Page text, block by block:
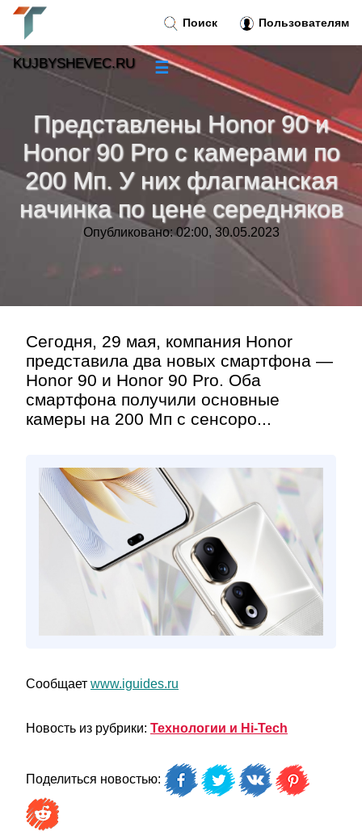
Представлены Honor 90 и
Honor 90 Pro с камерами по
200 Мп. У них флагманская
начинка по цене середняков
Опубликовано: 02:00, 30.05.2023
Сегодня, 29 мая, компания Honor
представила два новых смартфона —
Honor 90 и Honor 90 Pro. Оба
смартфона получили основные
камеры на 200 Мп с сенсоро...
Сообщает www.iguides.ru
Новость из рубрики: Технологии и Hi-Tech
Поделиться новостью:
Поиск Пользователям
KUJBYSHEVEC.RU ☰
Новости
Тренды новостей »
Рубрики»
»